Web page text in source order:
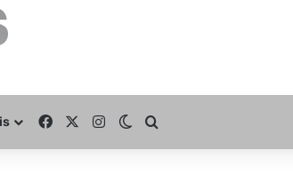
FacebookInstagramSwitch skin